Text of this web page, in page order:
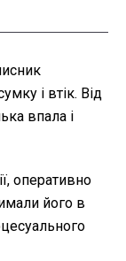
і втік. Від
впала і
оперативно
його в